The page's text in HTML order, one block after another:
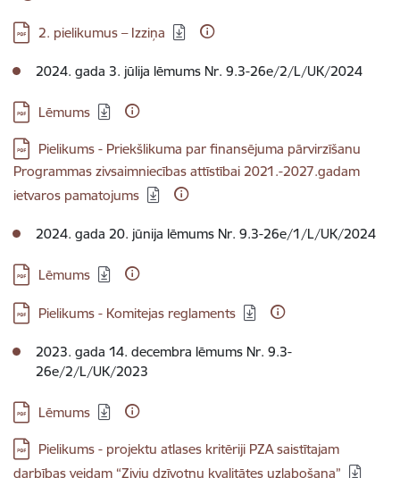
Lejupielādēt:
2. pielikumus – Izziņa
2024. gada 3. jūlija lēmums Nr. 9.3-26e/2/L/UK/2024
Lejupielādēt:
Lēmums
Lejupielādēt:
Pielikums - Priekšlikuma par finansējuma pārvirzīšanu
Programmas zivsaimniecības attīstībai 2021.-2027.gadam
ietvaros pamatojums
2024. gada 20. jūnija lēmums Nr. 9.3-26e/1/L/UK/2024
Lejupielādēt:
Lēmums
Lejupielādēt:
Pielikums - Komitejas reglaments
2023. gada 14. decembra lēmums Nr. 9.3-
26e/2/L/UK/2023
Lejupielādēt:
Lēmums
Lejupielādēt:
Pielikums - projektu atlases kritēriji PZA saistītajam
darbības veidam “Zivju dzīvotņu kvalitātes uzlabošana”